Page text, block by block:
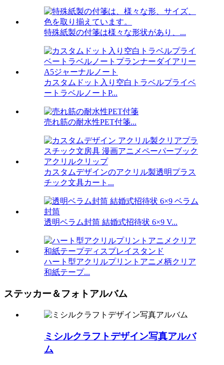
特殊紙製の付箋は様々な形状があり、...
カスタムドット入り空白トラベルプライベ
ートラベルノートP...
売れ筋の耐水性PET付箋...
カスタムデザインのアクリル製透明プラス
チック文具カート...
透明ベラム封筒 結婚式招待状 6×9 V...
ハート型アクリルプリントアニメ柄クリア
和紙テープ...
ステッカー＆フォトアルバム
ミシルクラフトデザイン写真アルバ
ム